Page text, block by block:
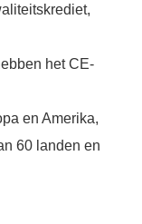
het CE-
en Amerika,
60 landen en